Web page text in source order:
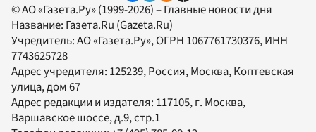
© АО «Газета.Ру» (1999-2026) – Главные новости дня
Название: Газета.Ru (Gazeta.Ru)
Учредитель:АО «Газета.Ру», ОГРН 1067761730376, ИНН
7743625728
Адрес учредителя: 125239, Россия, Москва, Коптевская
улица, дом 67
Адрес редакции и издателя: 117105, г. Москва,
Варшавское шоссе, д.9, стр.1